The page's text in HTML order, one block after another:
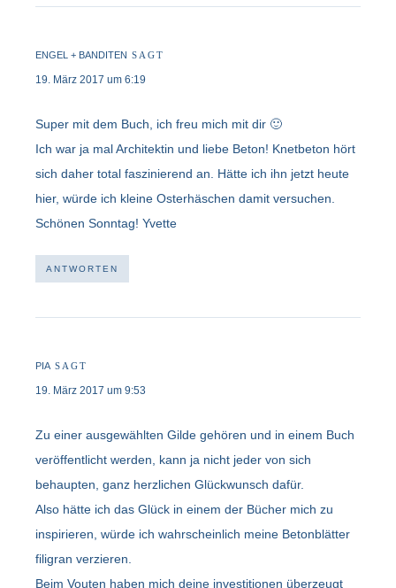
ENGEL + BANDITEN SAGT
19. März 2017 um 6:19
Super mit dem Buch, ich freu mich mit dir 🙂
Ich war ja mal Architektin und liebe Beton! Knetbeton hört
sich daher total faszinierend an. Hätte ich ihn jetzt heute
hier, würde ich kleine Osterhäschen damit versuchen.
Schönen Sonntag! Yvette
ANTWORTEN
PIA SAGT
19. März 2017 um 9:53
Zu einer ausgewählten Gilde gehören und in einem Buch
veröffentlicht werden, kann ja nicht jeder von sich
behaupten, ganz herzlichen Glückwunsch dafür.
Also hätte ich das Glück in einem der Bücher mich zu
inspirieren, würde ich wahrscheinlich meine Betonblätter
filigran verzieren.
Beim Vouten haben mich deine investitionen überzeugt